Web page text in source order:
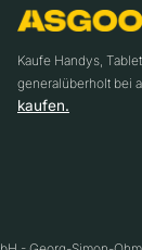
Kaufe Handys,
generalüberholt bei
kaufen.